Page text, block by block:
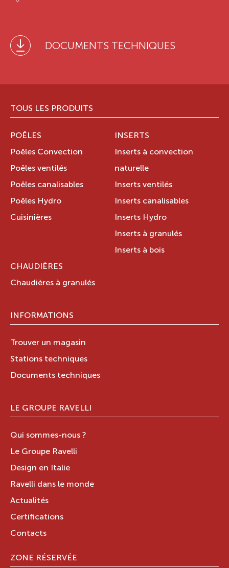
DOCUMENTS TECHNIQUES
TOUS LES PRODUITS
POÊLES
Poêles Convection
Poêles ventilés
Poêles canalisables
Poêles Hydro
Cuisinières
INSERTS
Inserts à convection
naturelle
Inserts ventilés
Inserts canalisables
Inserts Hydro
Inserts à granulés
Inserts à bois
CHAUDIÈRES
Chaudières à granulés
INFORMATIONS
Trouver un magasin
Stations techniques
Documents techniques
LE GROUPE RAVELLI
Qui sommes-nous ?
Le Groupe Ravelli
Design en Italie
Ravelli dans le monde
Actualités
Certifications
Contacts
ZONE RÉSERVÉE